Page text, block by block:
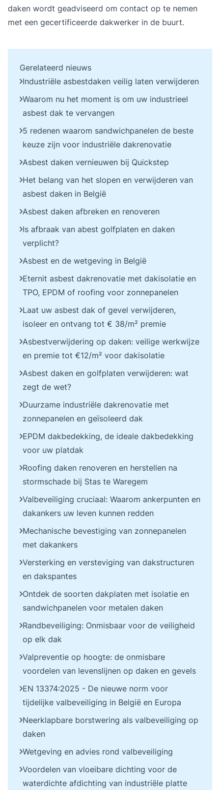
daken wordt geadviseerd om contact op te nemen
met een gecertificeerde dakwerker in de buurt.
Gerelateerd nieuws
Industriële asbestdaken veilig laten verwijderen
Waarom nu het moment is om uw industrieel
asbest dak te vervangen
5 redenen waarom sandwichpanelen de beste
keuze zijn voor industriële dakrenovatie
Asbest daken vernieuwen bij Quickstep
Het belang van het slopen en verwijderen van
asbest daken in België
Asbest daken afbreken en renoveren
Is afbraak van abest golfplaten en daken
verplicht?
Asbest en de wetgeving in België
Eternit asbest dakrenovatie met dakisolatie en
TPO, EPDM of roofing voor zonnepanelen
Laat uw asbest dak of gevel verwijderen,
isoleer en ontvang tot € 38/m² premie
Asbestverwijdering op daken: veilige werkwijze
en premie tot €12/m² voor dakisolatie
Asbest daken en golfplaten verwijderen: wat
zegt de wet?
Duurzame industriële dakrenovatie met
zonnepanelen en geïsoleerd dak
EPDM dakbedekking, de ideale dakbedekking
voor uw platdak
Roofing daken renoveren en herstellen na
stormschade bij Stas te Waregem
Valbeveiliging cruciaal: Waarom ankerpunten en
dakankers uw leven kunnen redden
Mechanische bevestiging van zonnepanelen
met dakankers
Versterking en versteviging van dakstructuren
en dakspantes
Ontdek de soorten dakplaten met isolatie en
sandwichpanelen voor metalen daken
Randbeveiliging: Onmisbaar voor de veiligheid
op elk dak
Valpreventie op hoogte: de onmisbare
voordelen van levenslijnen op daken en gevels
EN 13374:2025 - De nieuwe norm voor
tijdelijke valbeveiliging in België en Europa
Neerklapbare borstwering als valbeveiliging op
daken
Wetgeving en advies rond valbeveiliging
Voordelen van vloeibare dichting voor de
waterdichte afdichting van industriële platte